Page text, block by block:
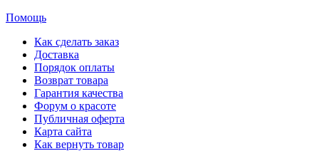
Помощь
Как сделать заказ
Доставка
Порядок оплаты
Возврат товара
Гарантия качества
Форум о красоте
Публичная оферта
Карта сайта
Как вернуть товар